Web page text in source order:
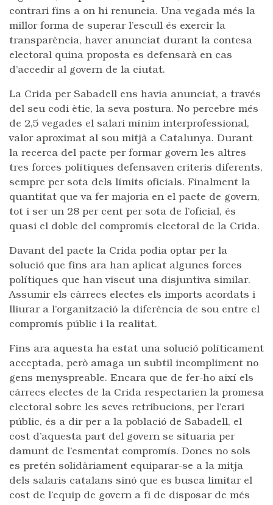
contrari fins a on hi renuncia. Una vegada més la
millor forma de superar l’escull és exercir la
transparència, haver anunciat durant la contesa
electoral quina proposta es defensarà en cas
d’accedir al govern de la ciutat.
La Crida per Sabadell ens havia anunciat, a través
del seu codi ètic, la seva postura. No percebre més
de 2,5 vegades el salari mínim interprofessional,
valor aproximat al sou mitjà a Catalunya. Durant
la recerca del pacte per formar govern les altres
tres forces polítiques defensaven criteris diferents,
sempre per sota dels límits oficials. Finalment la
quantitat que va fer majoria en el pacte de govern,
tot i ser un 28 per cent per sota de l’oficial, és
quasi el doble del compromís electoral de la Crida.
Davant del pacte la Crida podia optar per la
solució que fins ara han aplicat algunes forces
polítiques que han viscut una disjuntiva similar.
Assumir els càrrecs electes els imports acordats i
lliurar a l’organització la diferència de sou entre el
compromís públic i la realitat.
Fins ara aquesta ha estat una solució políticament
acceptada, però amaga un subtil incompliment no
gens menyspreable. Encara que de fer-ho així els
càrrecs electes de la Crida respectarien la promesa
electoral sobre les seves retribucions, per l’erari
públic, és a dir per a la població de Sabadell, el
cost d’aquesta part del govern se situaria per
damunt de l’esmentat compromís. Doncs no sols
es pretén solidàriament equiparar-se a la mitja
dels salaris catalans sinó que es busca limitar el
cost de l’equip de govern a fi de disposar de més